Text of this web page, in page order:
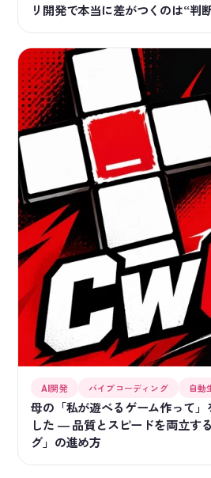
リ開発で本当に差がつくのは“判
AI開発 バイブコーディング 自動
母の「私が遊べるゲーム作って
した ― 品質とスピードを両立す
グ」の進め方